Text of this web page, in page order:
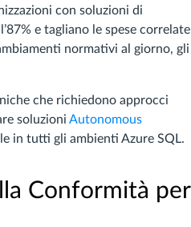
con soluzioni di
e tagliano le spese correlate
normativi al giorno, gli
che richiedono approcci
soluzioni Autonomous
in tutti gli ambienti Azure SQL.
Conformità per